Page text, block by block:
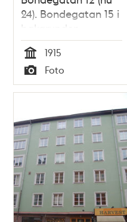
24). Bondegatan 15 i
bakgrunden
Tid
1915
Typ
Foto